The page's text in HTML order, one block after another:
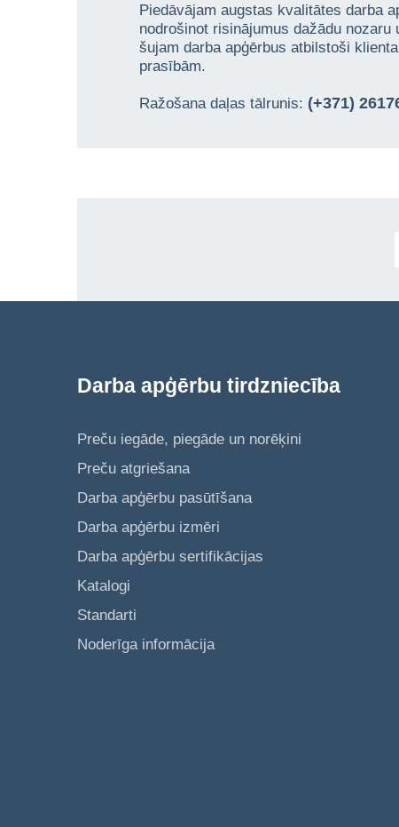
Piedāvājam augstas kvalitātes darba
nodrošinot risinājumus dažādu
šujam darba apģērbus atbilstoši
prasībām.
Ražošana daļas tālrunis: (+371)
Darba apģērbu tirdzniecība
Preču iegāde, piegāde un norēķini
Preču atgriešana
Darba apģērbu pasūtīšana
Darba apģērbu izmēri
Darba apģērbu sertifikācijas
Katalogi
Standarti
Noderīga informācija